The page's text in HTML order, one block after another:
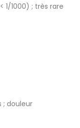
1/1000) ; très rare
; douleur